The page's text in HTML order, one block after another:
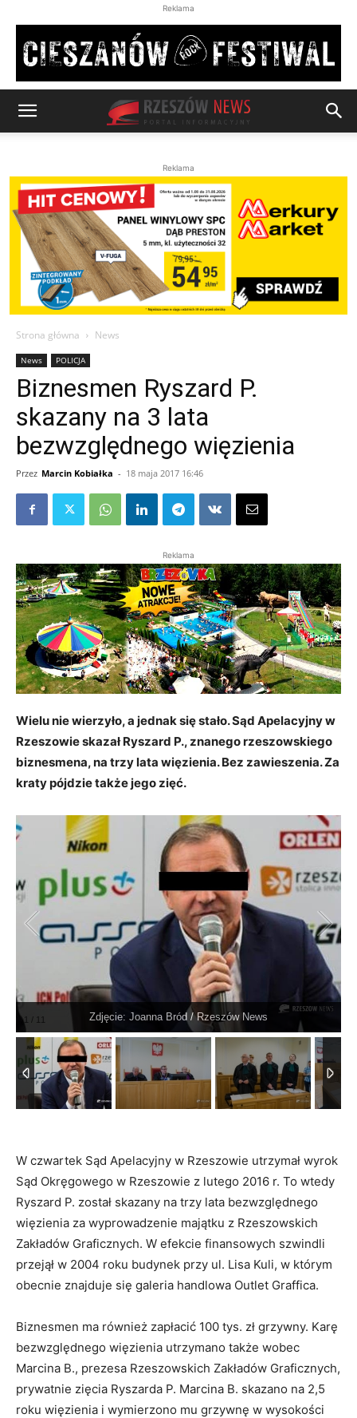
Reklama
Reklama
Strona główna News
News POLICJA
Biznesmen Ryszard P.
skazany na 3 lata
bezwzględnego więzienia
Przez Marcin Kobiałka - 18 maja 2017 16:46
Reklama
Wielu nie wierzyło, a jednak się stało. Sąd Apelacyjny w
Rzeszowie skazał Ryszard P., znanego rzeszowskiego
biznesmena, na trzy lata więzienia. Bez zawieszenia. Za
kraty pójdzie także jego zięć.
1 / 11 Zdjęcie: Joanna Bród / Rzeszów News
W czwartek Sąd Apelacyjny w Rzeszowie utrzymał wyrok
Sąd Okręgowego w Rzeszowie z lutego 2016 r. To wtedy
Ryszard P. został skazany na trzy lata bezwzględnego
więzienia za wyprowadzenie majątku z Rzeszowskich
Zakładów Graficznych. W efekcie finansowych szwindli
przejął w 2004 roku budynek przy ul. Lisa Kuli, w którym
obecnie znajduje się galeria handlowa Outlet Graffica.
Biznesmen ma również zapłacić 100 tys. zł grzywny. Karę
bezwzględnego więzienia utrzymano także wobec
Marcina B., prezesa Rzeszowskich Zakładów Graficznych,
prywatnie zięcia Ryszarda P. Marcina B. skazano na 2,5
roku więzienia i wymierzono mu grzywnę w wysokości